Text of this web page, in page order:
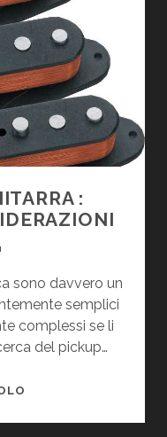
BREVE
RECENSIONE
:
sono davvero un
semplici
complessi se li
del pickup…